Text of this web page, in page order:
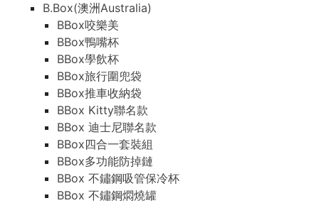
B.Box(澳洲Australia)
BBox咬樂美
BBox鴨嘴杯
BBox學飲杯
BBox旅行圍兜袋
BBox推車收納袋
BBox Kitty聯名款
BBox 迪士尼聯名款
BBox四合一套裝組
BBox多功能防掉鏈
BBox 不鏽鋼吸管保冷杯
BBox 不鏽鋼燜燒罐